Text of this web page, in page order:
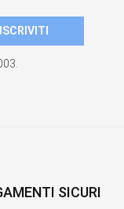
SICURI